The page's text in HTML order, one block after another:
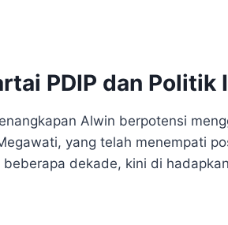
PDIP dan Politik
Alwin berpotensi
yang telah menempati
dekade, kini di